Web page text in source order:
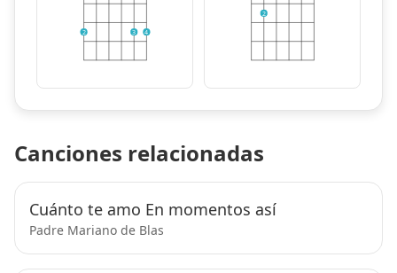
2 3 4
2
Canciones relacionadas
Cuánto te amo En momentos así
Padre Mariano de Blas